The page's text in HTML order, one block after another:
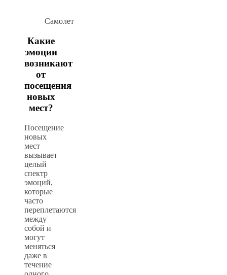
Самолет
Какие
эмоции
возникают
от
посещения
новых
мест?
Посещение
новых
мест
вызывает
целый
спектр
эмоций,
которые
часто
переплетаются
между
собой и
могут
меняться
даже в
течение